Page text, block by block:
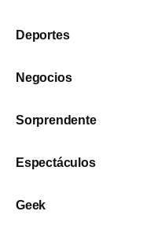
Deportes
Negocios
Sorprendente
Espectáculos
Geek